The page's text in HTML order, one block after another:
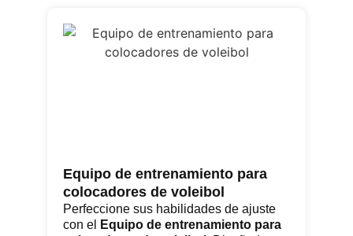
Equipo de entrenamiento para
colocadores de voleibol
Perfeccione sus habilidades de ajuste
con el
Equipo de entrenamiento para